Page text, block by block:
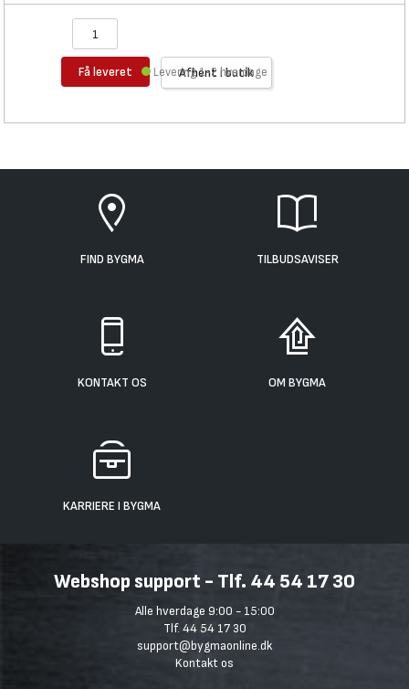
Få leveret Afhent i butik
Levering 1-2 hverdage
FIND BYGMA TILBUDSAVISER
KONTAKT OS OM BYGMA
KARRIERE I BYGMA
Webshop support - Tlf. 44 54 17 30
Alle hverdage 9:00 - 15:00
Tlf. 44 54 17 30
support@bygmaonline.dk
Kontakt os